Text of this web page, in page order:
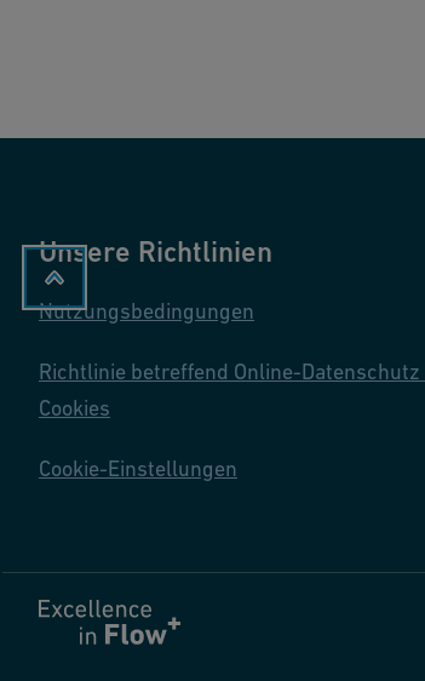
Unsere Richtlinien
Nutzungsbedingungen
Richtlinie betreffend Online-Datenschutz
Cookies
Cookie-Einstellungen